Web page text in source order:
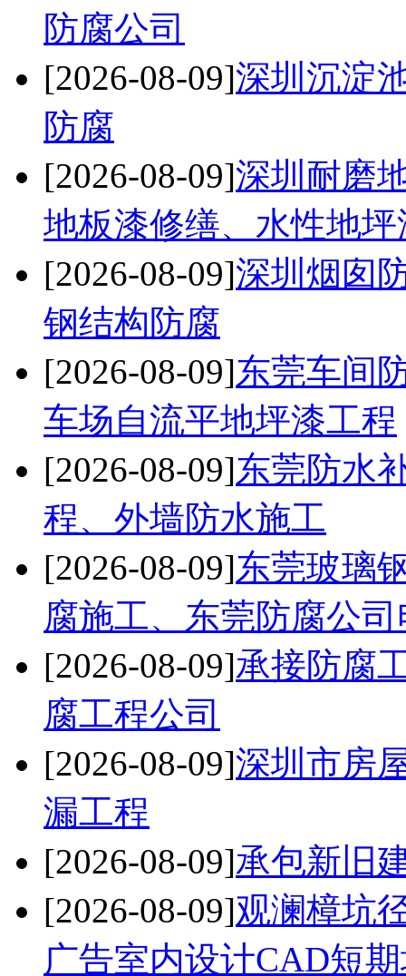
防腐公司
[2026-08-09]深圳沉淀
防腐
[2026-08-09]深圳耐磨
地板漆修缮、水性地
[2026-08-09]深圳烟囱
钢结构防腐
[2026-08-09]东莞车间
车场自流平地坪漆工程
[2026-08-09]东莞防水
程、外墙防水施工
[2026-08-09]东莞玻璃
腐施工、东莞防腐公
[2026-08-09]承接防腐
腐工程公司
[2026-08-09]深圳市房
漏工程
[2026-08-09]承包新旧
[2026-08-09]观澜樟坑
广告室内设计CAD短